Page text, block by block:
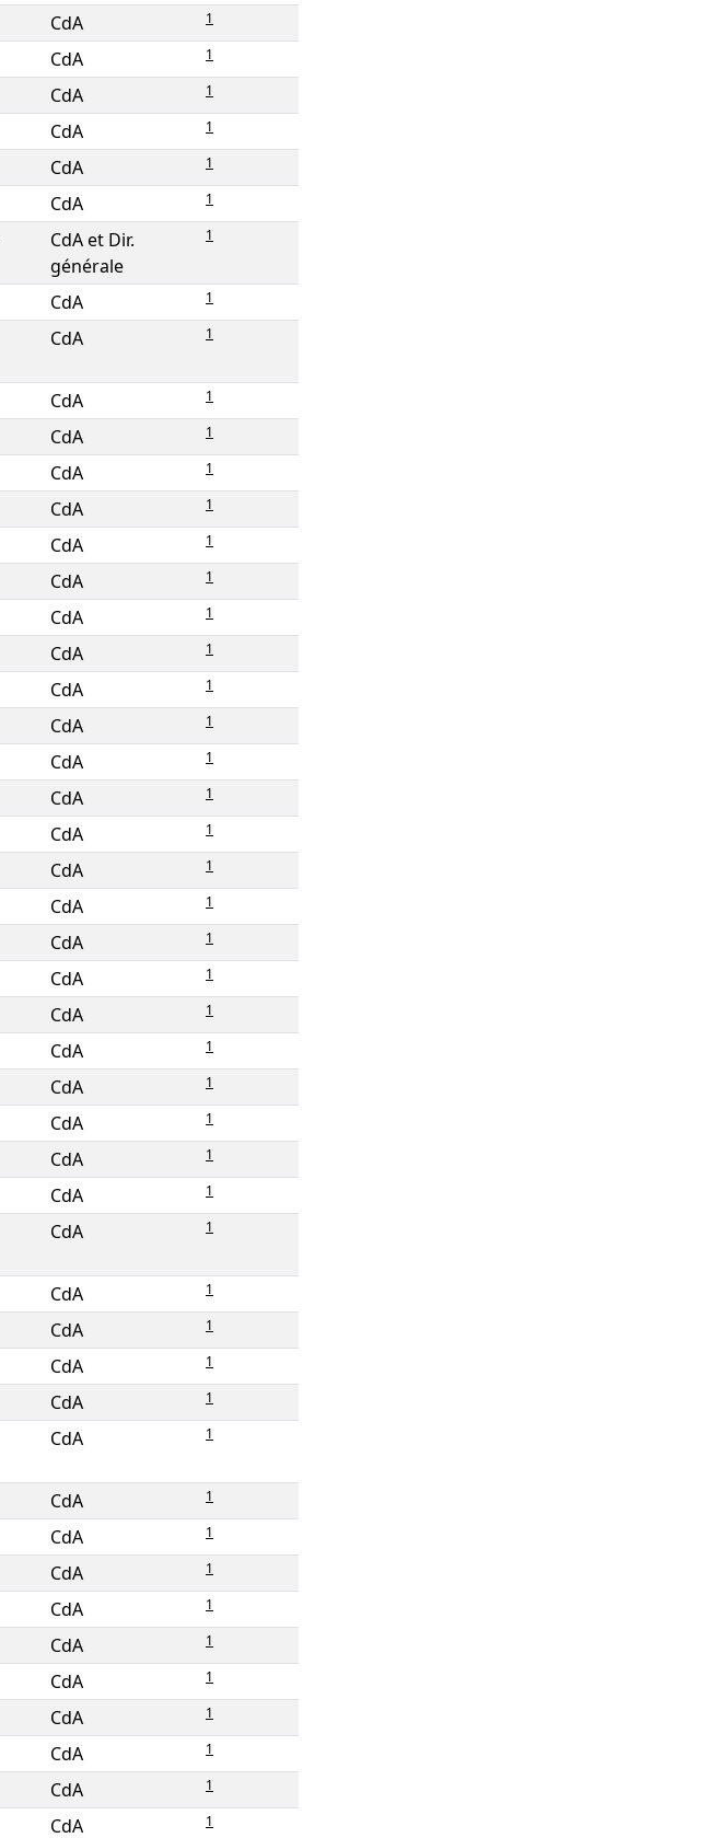
CdA 1
CdA 1
CdA 1
CdA 1
CdA 1
CdA 1
CdA et Dir.
générale
1
CdA 1
CdA 1
CdA 1
CdA 1
CdA 1
CdA 1
CdA 1
CdA 1
CdA 1
CdA 1
CdA 1
CdA 1
CdA 1
CdA 1
CdA 1
CdA 1
CdA 1
CdA 1
CdA 1
CdA 1
CdA 1
CdA 1
CdA 1
CdA 1
CdA 1
CdA 1
CdA 1
CdA 1
CdA 1
CdA 1
CdA 1
CdA 1
CdA 1
CdA 1
CdA 1
CdA 1
CdA 1
CdA 1
CdA 1
CdA 1
CdA 1